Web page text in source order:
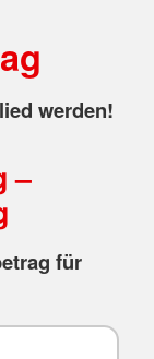
werden!
–
für